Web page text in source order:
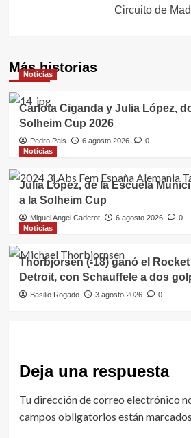
Circuito de
Más historias
Noticias
Carlota Ciganda y Julia López,
Solheim Cup 2026
Pedro Pals 6 agosto 2026
0
Noticias
Julia López, de la Escuela
a la Solheim Cup
Miguel Angel Caderot 6 agosto 2026
0
Noticias
Thorbjorsen (-18) ganó el
Detroit, con Schauffele a dos
Basilio Rogado 3 agosto 2026 0
Deja una respuesta
Tu dirección de correo electrónico
campos obligatorios están